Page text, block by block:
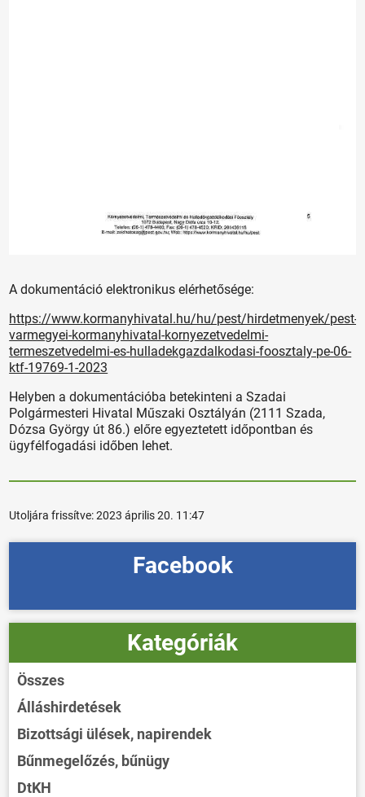
A dokumentáció elektronikus elérhetősége:
https://www.kormanyhivatal.hu/hu/pest/hirdetmenyek/pest-
varmegyei-kormanyhivatal-kornyezetvedelmi-
termeszetvedelmi-es-hulladekgazdalkodasi-foosztaly-pe-06-
ktf-19769-1-2023
Helyben a dokumentációba betekinteni a Szadai
Polgármesteri Hivatal Műszaki Osztályán (2111 Szada,
Dózsa György út 86.) előre egyeztetett időpontban és
ügyfélfogadási időben lehet.
Utoljára frissítve:2023 április 20. 11:47
Facebook
Kategóriák
Összes
Álláshirdetések
Bizottsági ülések, napirendek
Bűnmegelőzés, bűnügy
DtKH